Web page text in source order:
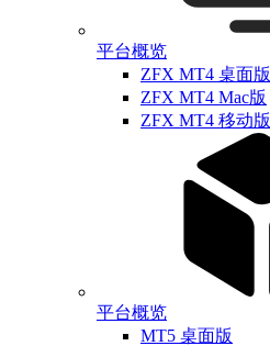
平台概览
ZFX MT4 桌面版
ZFX MT4 Mac版
ZFX MT4 移动版
平台概览
MT5 桌面版